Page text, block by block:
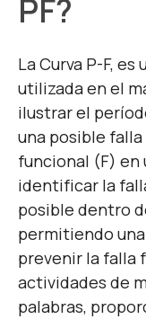
PF?
La Curva P-F,
utilizada en el
ilustrar el
una posible
funcional (F) en
identificar la
posible dentro
permitiendo
prevenir la falla
actividades de
palabras,